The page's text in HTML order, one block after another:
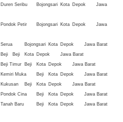
Duren Seribu Bojongsari Kota Depok
Jawa
Pondok Petir Bojongsari Kota Depok
Jawa
Serua Bojongsari Kota Depok
Jawa Barat
Beji Beji Kota Depok
Jawa Barat
Beji Timur Beji Kota Depok
Jawa Barat
Kemiri Muka Beji Kota Depok
Jawa Barat
Kukusan Beji Kota Depok
Jawa Barat
Pondok Cina Beji Kota Depok
Jawa Barat
Tanah Baru Beji Kota Depok Jawa Barat